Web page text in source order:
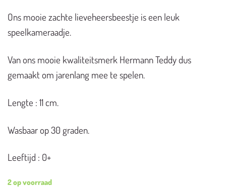
Ons mooie zachte lieveheersbeestje is een leuk
speelkameraadje.
Van ons mooie kwaliteitsmerk Hermann Teddy dus
gemaakt om jarenlang mee te spelen.
Lengte : 11 cm.
Wasbaar op 30 graden.
Leeftijd : 0+
2 op voorraad